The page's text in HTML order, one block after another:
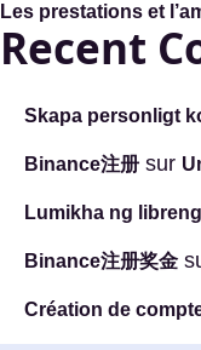
Les prestations et
Recent
Skapa personligt
Binance注册 sur
Lumikha ng
Binance注册奖金
Création de